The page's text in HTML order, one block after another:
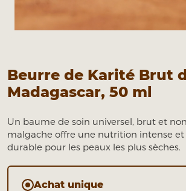
Beurre de Karité Brut
Madagascar, 50 ml
Un baume de soin universel, brut et
malgache offre une nutrition intense
durable pour les peaux les plus sèches.
Achat unique